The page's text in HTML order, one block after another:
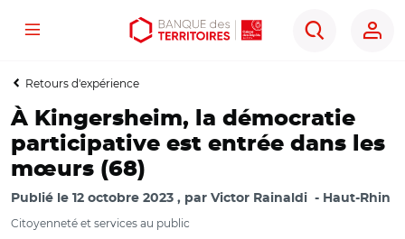
Aller
contenu
Aller
menu
Ouvrir
outils
Menu
Rechercher
Retours d'expérience
À Kingersheim, la démocratie
participative est entrée dans les
mœurs (68)
Publié le 12 octobre 2023 par Victor Rainaldi Haut-Rhin
Citoyenneté et services au public